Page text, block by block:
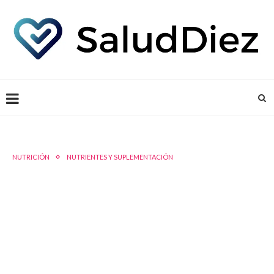
NUTRICIÓN NUTRIENTES Y SUPLEMENTACIÓN